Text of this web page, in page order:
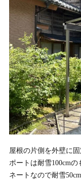
屋根の片側を外壁に
ポートは耐雪100cm
ネートなので耐雪